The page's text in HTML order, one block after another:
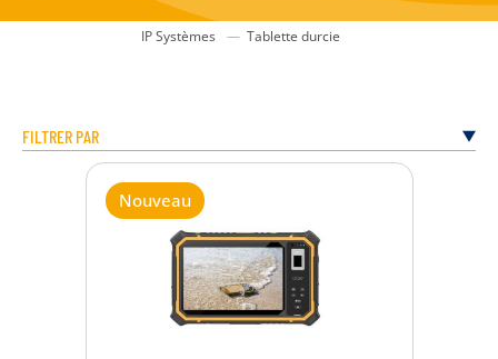
IP Systèmes Tablette durcie
FILTRER PAR
Nouveau